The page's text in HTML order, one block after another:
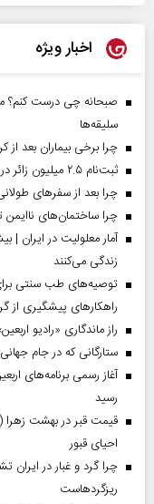
اخبار ویژه
سلیقه‌ها
چرا برخی بیماران بعد از
ثبت‌نام ۲.۵ میلیون زائر در سماح | عبور ۱.۷ میلیون نفر از مرز‌های اربعین
چرا بعد از سفرهای
چرا ساختمان‌های
زندگی می‌کنند
توصیه‌های طب سنتی
راهکارهای پیشگیری از
راز ماندگاری «رادیو
ستارگانی که در جام جهانی ۲۰۲۶ بازی نکردند
رسید
احیای قبور
چرا گرد و غبار در ایران
ریزگردهاست